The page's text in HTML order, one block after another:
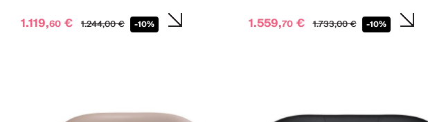
1.119,60 € 1.244,00€ -10% 1.559,70€ 1.733,00€ -10%